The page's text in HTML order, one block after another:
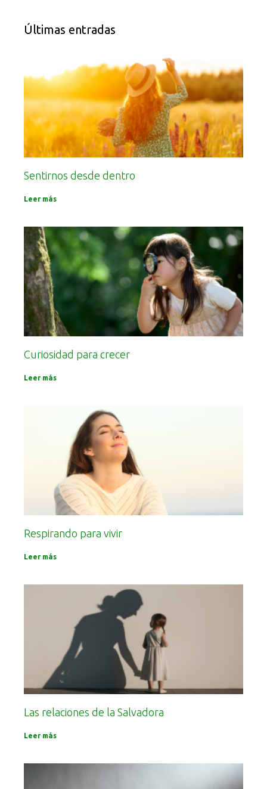
Últimas entradas
Sentirnos desde dentro
Leer más
Curiosidad para crecer
Leer más
Respirando para vivir
Leer más
Las relaciones de la Salvadora
Leer más